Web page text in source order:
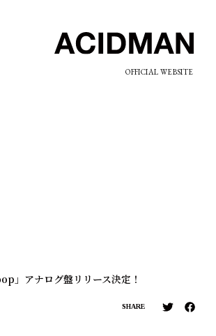
OFFICIAL WEBSITE
」アナログ盤リリース決定！
SHARE